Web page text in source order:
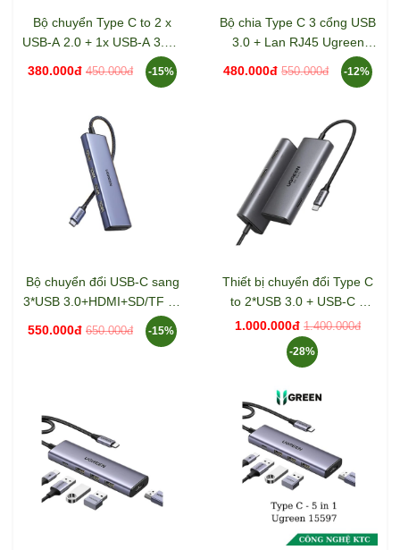
Bộ chuyển Type C to 2 x
USB-A 2.0 + 1x USB-A 3.0 +
380.000đ 450.000đ -15%
Bộ chia Type C 3 cổng USB
3.0 + Lan RJ45 Ugreen
480.000đ 550.000đ -12%
Bộ chuyển đổi USB-C sang
3*USB 3.0+HDMI+SD/TF hỗ
trợ 4K Ugreen (20956)
550.000đ 650.000đ -15%
Thiết bị chuyển đổi Type C
to 2*USB 3.0 + USB-C +
2*HDMI + PD 100W Ugreen
15852
1.000.000đ 1.400.000đ
-28%